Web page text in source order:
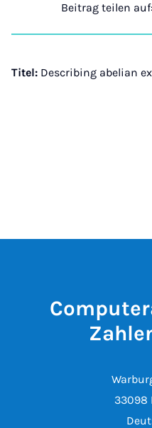
Beitrag teilen auf:
Titel: Describing abelian
33098